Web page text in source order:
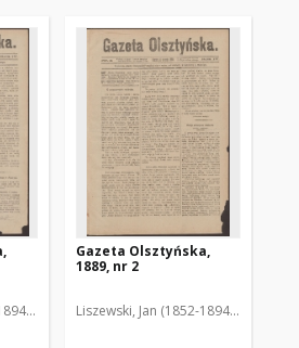
Red.
Gazeta Olsztyńska,
1889, nr 2
Liszewski, Jan (1852-1894). Red.